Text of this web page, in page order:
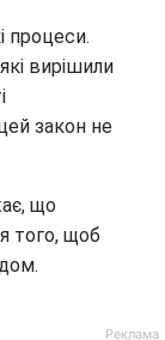
процеси.
вирішили
закон не
що
того, щоб